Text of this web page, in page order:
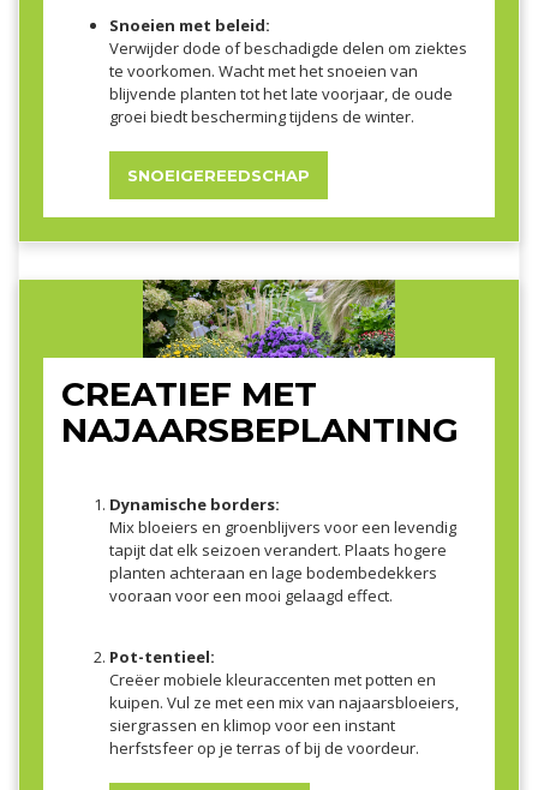
Snoeien met beleid:
Verwijder dode of beschadigde delen om ziektes
te voorkomen. Wacht met het snoeien van
blijvende planten tot het late voorjaar, de oude
groei biedt bescherming tijdens de winter.
SNOEIGEREEDSCHAP
CREATIEF MET
NAJAARSBEPLANTING
Dynamische borders:
Mix bloeiers en groenblijvers voor een levendig
tapijt dat elk seizoen verandert. Plaats hogere
planten achteraan en lage bodembedekkers
vooraan voor een mooi gelaagd effect.
Pot-tentieel:
Creëer mobiele kleuraccenten met potten en
kuipen. Vul ze met een mix van najaarsbloeiers,
siergrassen en klimop voor een instant
herfstsfeer op je terras of bij de voordeur.